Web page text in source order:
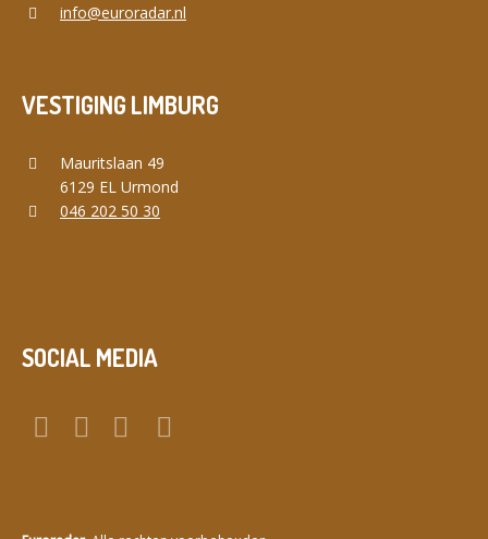
info@euroradar.nl
VESTIGING LIMBURG
Mauritslaan 49
6129 EL Urmond
046 202 50 30
SOCIAL MEDIA